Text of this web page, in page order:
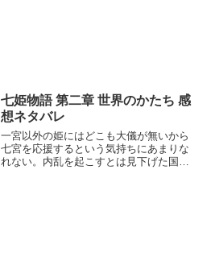
七姫物語 第二章 世界のかたち 感
想ネタバレ
一宮以外の姫にはどこも大儀が無いから
七宮を応援するという気持ちにあまりな
れない。内乱を起こすとは見下げた国賊